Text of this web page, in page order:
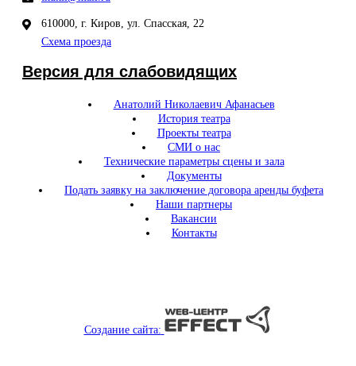
610000, г. Киров, ул. Спасская, 22
Схема проезда
Версия для слабовидящих
Анатолий Николаевич Афанасьев
История театра
Проекты театра
СМИ о нас
Технические параметры сцены и зала
Документы
Подать заявку на заключение договора аренды буфета
Наши партнеры
Вакансии
Контакты
Создание сайта: